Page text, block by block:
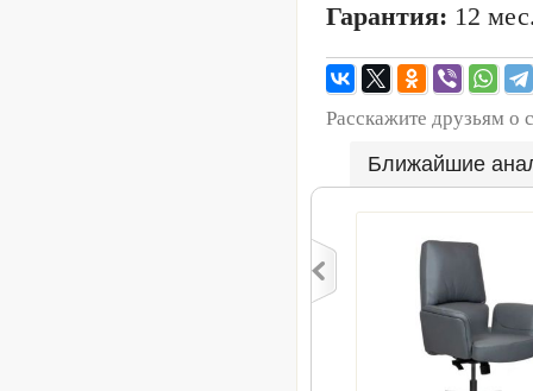
Гарантия: 12
Расскажите друзьям о
Ближайшие